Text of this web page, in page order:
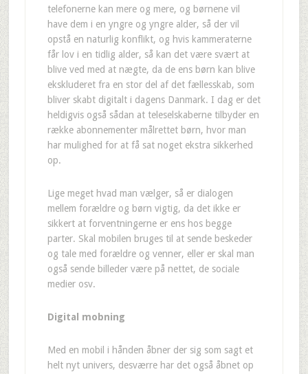
telefonerne kan mere og mere, og børnene vil
have dem i en yngre og yngre alder, så der vil
opstå en naturlig konflikt, og hvis kammeraterne
får lov i en tidlig alder, så kan det være svært at
blive ved med at nægte, da de ens børn kan blive
ekskluderet fra en stor del af det fællesskab, som
bliver skabt digitalt i dagens Danmark. I dag er det
heldigvis også sådan at teleselskaberne tilbyder en
række abonnementer målrettet børn, hvor man
har mulighed for at få sat noget ekstra sikkerhed
op.
Lige meget hvad man vælger, så er dialogen
mellem forældre og børn vigtig, da det ikke er
sikkert at forventningerne er ens hos begge
parter. Skal mobilen bruges til at sende beskeder
og tale med forældre og venner, eller er skal man
også sende billeder være på nettet, de sociale
medier osv.
Digital mobning
Med en mobil i hånden åbner der sig som sagt et
helt nyt univers, desværre har det også åbnet op